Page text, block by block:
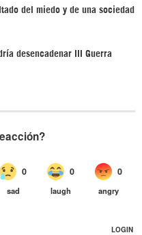
del miedo y de una sociedad
desencadenar III Guerra